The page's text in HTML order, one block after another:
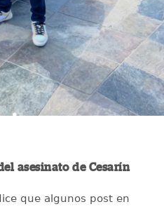
asesinato de Cesarín
que algunos post en